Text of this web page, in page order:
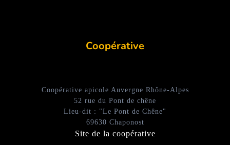
Coopérative
Coopérative apicole Auvergne Rhône-Alpes
52 rue du Pont de chêne
Lieu-dit : "Le Pont de Chêne"
69630 Chaponost
Site de la coopérative